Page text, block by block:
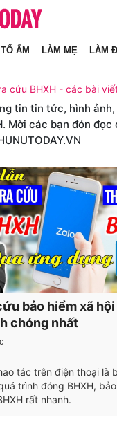
TỔ ẤM LÀM MẸ LÀM
cứu BHXH - các bài
tin tin tức, hình
. Mời các bạn đón
bảo hiểm xã
chóng nhất
tác trên điện thoại là
trình đóng BHXH,
rất nhanh.